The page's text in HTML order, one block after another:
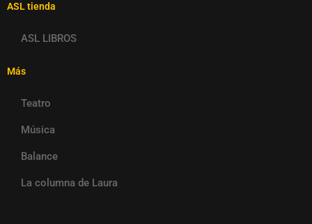
ASL tienda
ASL LIBROS
Más
Teatro
Música
Balance
La columna de Laura